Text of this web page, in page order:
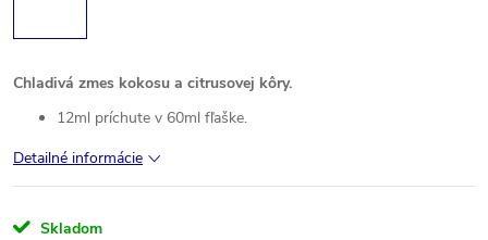
Chladivá zmes kokosu a citrusovej kôry.
12ml príchute v 60ml fľaške.
Detailné informácie
Skladom